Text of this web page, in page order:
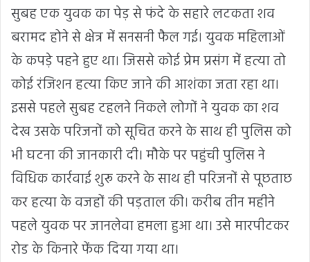
सुबह एक युवक का पेड़ से फंदे के सहारे लटकता शव
बरामद होने से क्षेत्र में सनसनी फैल गई। युवक महिलाओं
के कपड़े पहने हुए था। जिससे कोई प्रेम प्रसंग में हत्या तो
कोई रंजिशन हत्या किए जाने की आशंका जता रहा था।
इससे पहले सुबह टहलने निकले लोगों ने युवक का शव
देख उसके परिजनों को सूचित करने के साथ ही पुलिस को
भी घटना की जानकारी दी। मौके पर पहुंची पुलिस ने
विधिक कार्रवाई शुरू करने के साथ ही परिजनों से पूछताछ
कर हत्या के वजहों की पड़ताल की। करीब तीन महीने
पहले युवक पर जानलेवा हमला हुआ था। उसे मारपीटकर
रोड के किनारे फेंक दिया गया था।